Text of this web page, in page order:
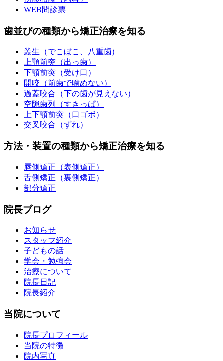
WEB問診票
歯並びの種類から矯正治療を知る
叢生（でこぼこ、八重歯）
上顎前突（出っ歯）
下顎前突（受け口）
開咬（前歯で噛めない）
過蓋咬合（下の歯が見えない）
空隙歯列（すきっぱ）
上下顎前突（口ゴボ）
交叉咬合（ずれ）
方法・装置の種類から矯正治療を知る
唇側矯正（表側矯正）
舌側矯正（裏側矯正）
部分矯正
院長ブログ
お知らせ
スタッフ紹介
子どもの話
学会・勉強会
治療について
院長日記
院長紹介
当院について
院長プロフィール
当院の特徴
院内写真